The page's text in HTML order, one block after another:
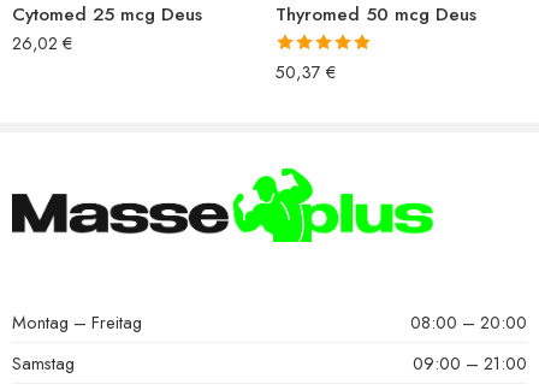
Cytomed 25 mcg Deus
26,02 €
Thyromed 50 mcg Deus
Bewertet mit
5.00von 5
50,37 €
Montag – Freitag
08:00 – 20:00
Samstag
09:00 – 21:00